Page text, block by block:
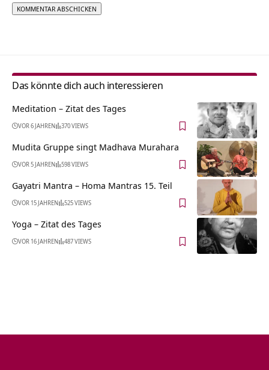
Das könnte dich auch interessieren
Meditation – Zitat des Tages
VOR 6 JAHREN 370 VIEWS
Mudita Gruppe singt Madhava Murahara
VOR 5 JAHREN 598 VIEWS
Gayatri Mantra – Homa Mantras 15. Teil
VOR 15 JAHREN 525 VIEWS
Yoga – Zitat des Tages
VOR 16 JAHREN 487 VIEWS